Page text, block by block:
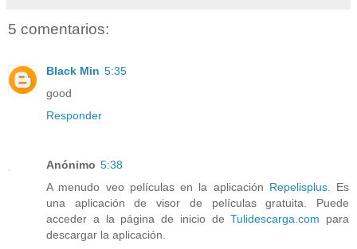
5 comentarios:
Black Min 5:35
good
Responder
Anónimo 5:38
A menudo veo películas en la aplicación Repelisplus. Es
una aplicación de visor de películas gratuita. Puede
acceder a la página de inicio deTulidescarga.com para
descargar la aplicación.